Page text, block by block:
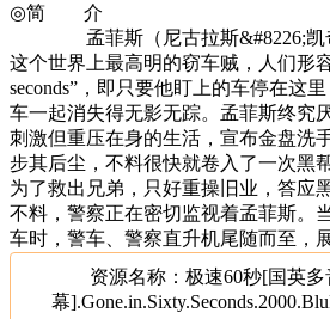
◎简 介
孟菲斯（尼古拉斯&#8226;凯奇
这个世界上最高明的窃车贼，人们形
seconds”，即只要他盯上的车停在这
车一起消失得无影无踪。孟菲斯终究
刺激但重压在身的生活，宣布金盘洗
步其后尘，不料很快就卷入了一次黑
为了救出兄弟，只好重操旧业，答应
不料，警察正在密切监视着孟菲斯。
车时，警车、警察直升机尾随而至
资源名称：极速60秒[国英
幕